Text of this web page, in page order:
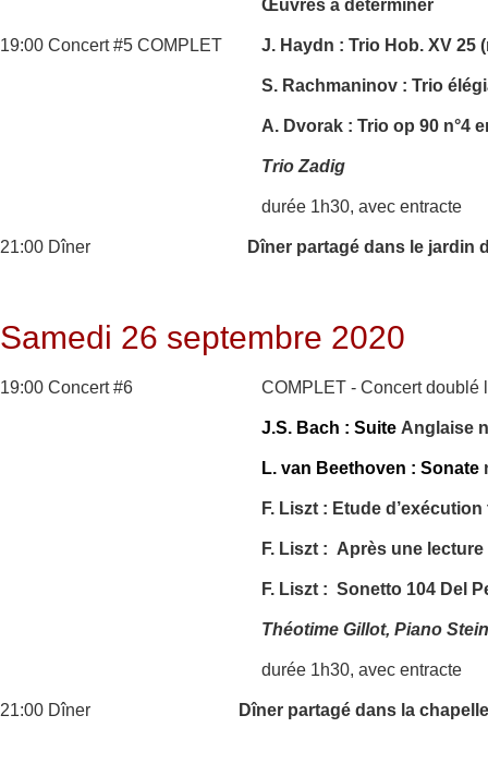
Œuvres à déterminer
19:00 Concert #5 COMPLET J. Haydn : Trio Hob. XV 25
S. Rachmaninov : Trio
A. Dvorak : Trio op 90 n°4
Trio Zadig
durée 1h30, avec entracte
21:00 Dîner Dîner partagé dans le jardin
Samedi 26 septembre 2020
19:00 Concert #6 COMPLET - Concert doublé
J.S. Bach : Suite Anglaise
L. van Beethoven : Sonate
F. Liszt : Etude
F. Liszt : Après une lecture
F. Liszt : Sonetto 104 Del
Théotime Gillot, Piano
durée 1h30, avec entracte
21:00 Dîner Dîner partagé dans la chapelle